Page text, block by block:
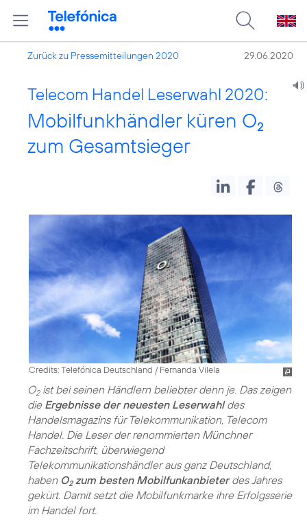
Zurück zu Pressemitteilungen 2020 29.06.2020
Telecom Handel Leserwahl 2020:
Mobilfunkhändler küren O2
zum Gesamtsieger
Credits: Telefónica Deutschland / Fernanda Vilela
O2ist bei seinen Händlern beliebter denn je. Das zeigen
die Ergebnisse der neuesten Leserwahldes
Handelsmagazins für Telekommunikation, Telecom
Handel. Die Leser der renommierten Münchner
Fachzeitschrift, überwiegend
Telekommunikationshändler aus ganz Deutschland,
haben O2zum besten Mobilfunkanbieterdes Jahres
gekürt. Damit setzt die Mobilfunkmarke ihre Erfolgsserie
im Handel fort.